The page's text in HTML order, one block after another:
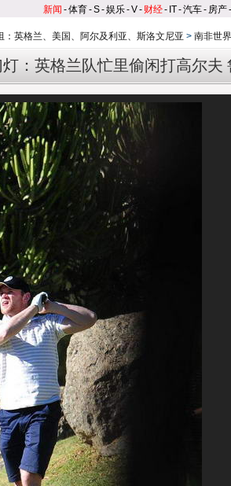
新闻 -体育-S-娱乐-V- 财经- IT-汽车- 房产-
：英格兰、美国、阿尔及利亚、斯洛文尼亚 > 南非世
灯：英格兰队忙里偷闲打高尔夫